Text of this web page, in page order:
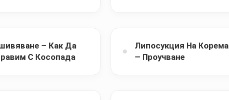
– Как Да
С Косопада
Липосукция На Корема
– Проучване